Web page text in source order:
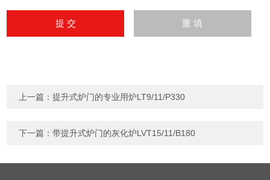
上一篇：提升式炉门的专业用炉LT9/11/P330
下一篇：带提升式炉门的灰化炉LVT15/11/B180